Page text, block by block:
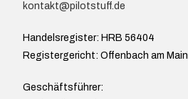
kontakt@pilotstuff.de
Handelsregister: HRB 56404
Registergericht: Offenbach am Main
Geschäftsführer: